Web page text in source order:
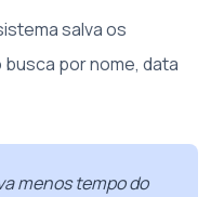
salva os
por nome, data
menos tempo do